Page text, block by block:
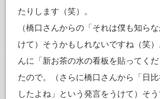
たりします（笑）。
（橋口さんからの「それは僕も知ら
けて）そうかもしれないですね（笑
んに「新お茶の水の看板を貼ってく
たので。（さらに橋口さんから「日
したよね」という発言をうけて）そ